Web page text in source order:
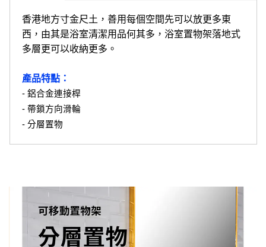
香港地方寸金尺土，善用每個空間先可以放更多東
西，由其是浴室清潔用品何其多，浴室置物架落地式
多層更可以收納更多。
產品特點：
- 鋁合金連接桿
- 帶鎖方向滑輪
- 分層置物